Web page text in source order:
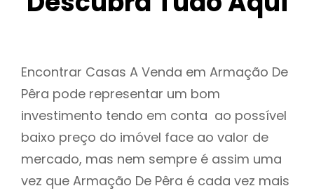
Encontrar Casas A Venda em Armação De
Pêra pode representar um bom
investimento tendo em conta ao possível
baixo preço do imóvel face ao valor de
mercado, mas nem sempre é assim uma
vez que Armação De Pêra é cada vez mais